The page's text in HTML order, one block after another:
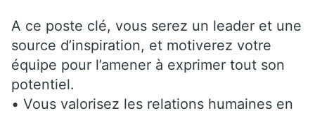
A ce poste clé, vous serez un leader et une
source d’inspiration, et motiverez votre
équipe pour l’amener à exprimer tout son
potentiel.
• Vous valorisez les relations humaines en